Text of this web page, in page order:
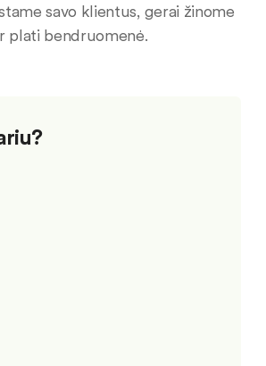
savo klientus, gerai žinome
plati bendruomenė.